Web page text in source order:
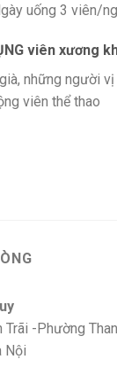
uống 3 viên/
viên xương
những người
viên thể thao
-Phường
Nội